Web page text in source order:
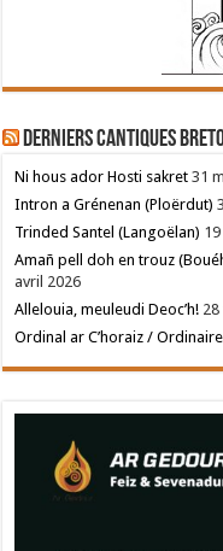
Derniers cantiques
Ni hous ador Hosti sakret 31
Intron a Grénenan (Ploërdut)
Trinded Santel (Langoëlan)
Amañ pell doh en trouz
avril 2026
Allelouia, meuleudi Deoc’h!
Ordinal ar C’horaiz /